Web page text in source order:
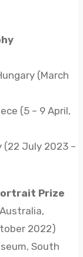
(March
(5 – 9 April,
(22 July 2023 –
Prize
2022)
South